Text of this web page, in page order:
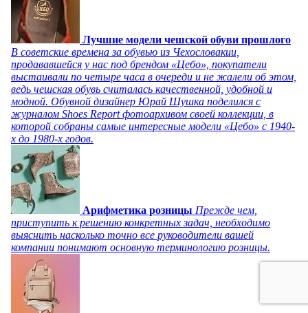
Лучшие модели чешской обуви прошлого
В советские времена за обувью из Чехословакии,
продававшейся у нас под брендом «Цебо», покупатели
выстаивали по четыре часа в очереди и не жалели об этом,
ведь чешская обувь считалась качественной, удобной и
модной. Обувной дизайнер Юрай Шушка поделился с
журналом Shoes Report фотоархивом своей коллекции, в
которой собраны самые интересные модели «Цебо» с 1940-
х до 1980-х годов.
Арифметика розницы Прежде чем,
приступить к решению конкретных задач, необходимо
выяснить насколько точно все руководители вашей
компании понимают основную терминологию розницы.